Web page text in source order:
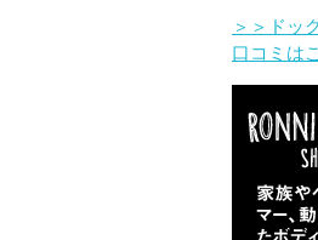
＞＞ドッ
口コミは